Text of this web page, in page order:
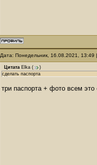
Дата: Понедельник, 16.08.2021,
Цитата Elka (
)
сделать паспорта
три паспорта + фото всем